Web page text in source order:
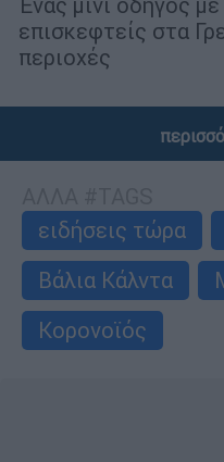
επισκεφτείς στα
περιοχές
ειδήσεις τώρα
Βάλια Κάλντα
Κορονοϊός